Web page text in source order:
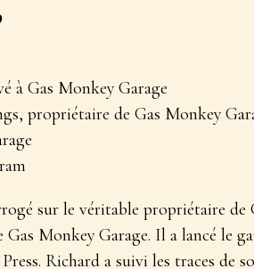
propriétaire de Gas Monkey
sur le véritable propriétaire de
Monkey Garage. Il a lancé le
Richard a suivi les traces de